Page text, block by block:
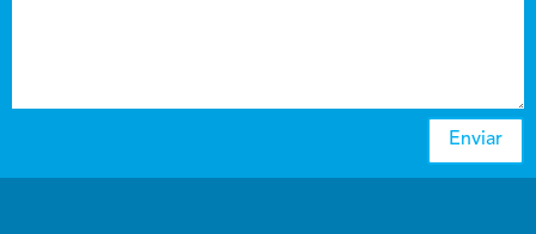
Enviar